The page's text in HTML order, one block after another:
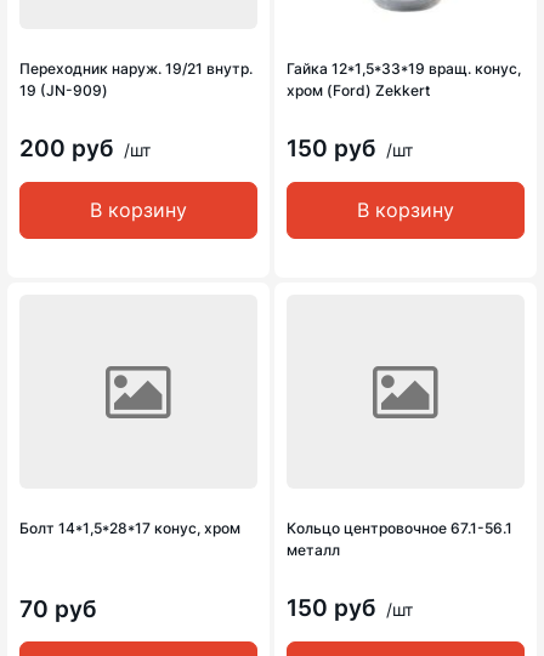
Переходник наруж. 19/21 внутр.
19 (JN-909)
200 руб /шт
В корзину
Гайка 12*1,5*33*19 вращ. конус,
хром (Ford) Zekkert
150 руб /шт
В корзину
Болт 14*1,5*28*17 конус, хром
70 руб
Кольцо центровочное 67.1-56.1
металл
150 руб /шт